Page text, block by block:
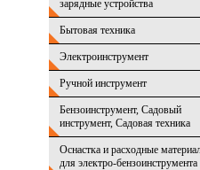
зарядные устройства
Бытовая техника
Электроинструмент
Ручной инструмент
Бензоинструмент, Садовый
инструмент, Садовая техника
Оснастка и расходные
для электро-бензоинструмента